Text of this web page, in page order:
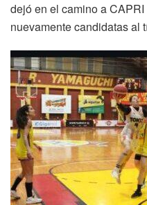
dejó en el camino a
nuevamente candidatas al